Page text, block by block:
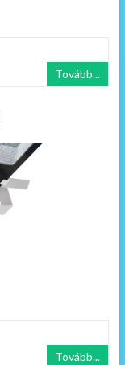
Tovább...
Tovább...